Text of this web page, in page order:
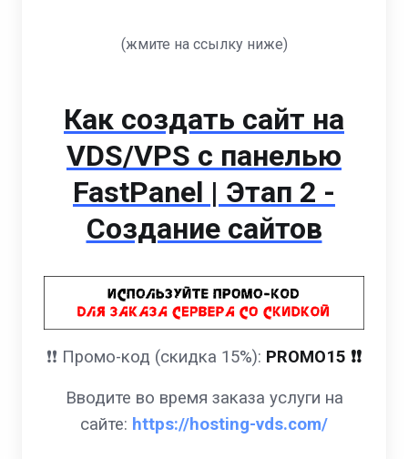
(жмите на ссылку ниже)
Как создать сайт на
VDS/VPS с панелью
FastPanel | Этап 2 -
Создание сайтов
❗️❗️ Промо-код (скидка 15%): PROMO15 ❗️❗️
Вводите во время заказа услуги на
сайте: https://hosting-vds.com/